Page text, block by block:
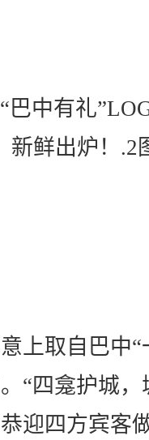
上取自巴中
“四龛护城
迎四方宾客